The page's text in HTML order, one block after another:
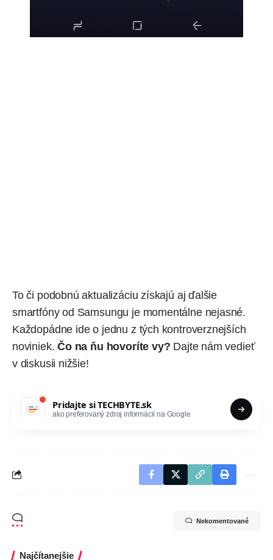
To či podobnú aktualizáciu získajú aj ďalšie
smartfóny od Samsungu je momentálne nejasné.
Každopádne ide o jednu z tých kontroverznejších
noviniek.Čo na ňu hovoríte vy? Dajte nám vedieť
v diskusii nižšie!
Pridajte siTECHBYTE.sk
ako preferovaný zdroj informácií na Google
Nekomentované
Najčítanejšie